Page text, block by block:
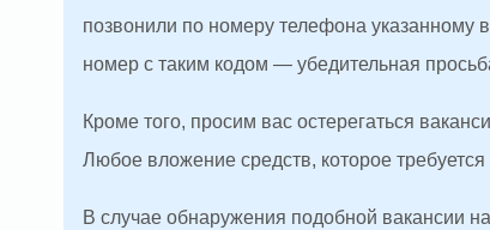
позвонили по номеру телефона указанному
номер с таким кодом — убедительная
Кроме того, просим вас остерегаться
Любое вложение средств, которое
В случае обнаружения подобной вакансии